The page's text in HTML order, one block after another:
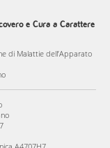
e Cura a Carattere
di Malattie dell’Apparato